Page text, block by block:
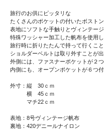
旅行のお供にピッタリな
たくさんのポケットの付いたボストン
表地にソフトな手触りとヴィンテージ
特殊ワッシャー加工した帆布を使用し
旅行時に折りたたんで持って行くこと
ショルダーベルトは取り外すことが出
外側には、ファスナーポケットが２
内側にも、オープンポケットが６つ付
外寸：縦 30ｃｍ
横 45ｃｍ
マチ22ｃｍ
表地：8号ヴィンテージ帆布
裏地：420デニールナイロン